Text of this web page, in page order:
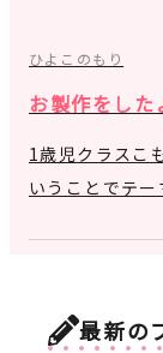
ひよこのもり
お製作をした
1歳児クラスこ
いうことでテー
最新の